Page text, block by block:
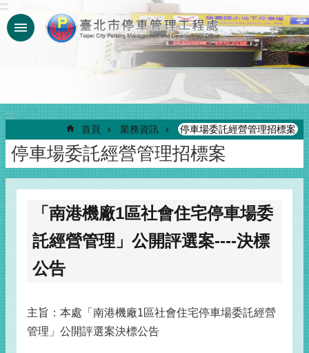
跳到主要內容區塊
:::
:::
首頁 業務資訊 停車場委託經營管理招標案
停車場委託經營管理招標案
「南港機廠1區社會住宅停車場委
託經營管理」公開評選案----決標
公告
主旨：本處「南港機廠1區社會住宅停車場委託經營
管理」公開評選案決標公告